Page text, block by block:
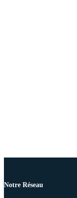
Notre Réseau